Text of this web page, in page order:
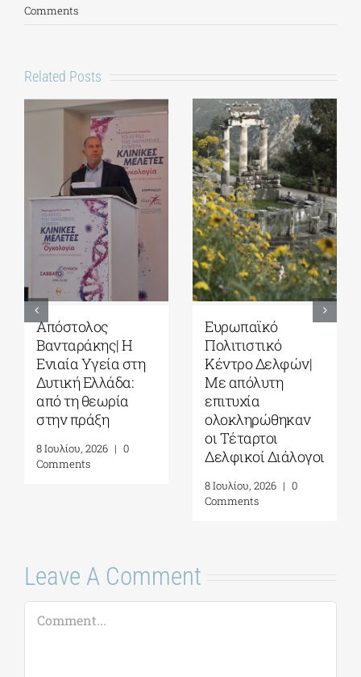
Comments
Related Posts
Απόστολος
Βανταράκης| Η
Ενιαία Υγεία στη
Δυτική Ελλάδα:
από τη θεωρία
στην πράξη
8 Ιουλίου, 2026 | 0
Comments
Ευρωπαϊκό
Πολιτιστικό
Κέντρο Δελφών|
Με απόλυτη
επιτυχία
ολοκληρώθηκαν
οι Τέταρτοι
Δελφικοί Διάλογοι
8 Ιουλίου, 2026 | 0
Comments
Leave A Comment
Comment